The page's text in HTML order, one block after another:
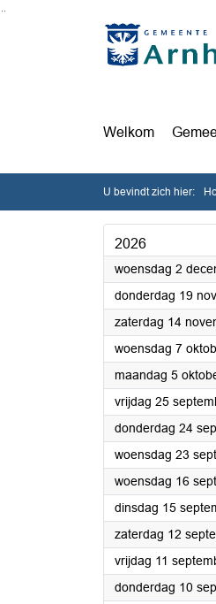
Ga naar de inhoud van deze pagina
Ga naar het zoeken
Ga naar het menu
Welkom
U bevindt zich hier:
2026
woensdag 2
donderdag 19
zaterdag 14
woensdag 7
maandag 5
vrijdag 25
donderdag 24
woensdag 23
woensdag 16
dinsdag 15
zaterdag 12
vrijdag 11
donderdag 10